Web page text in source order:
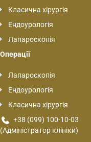
Класична хірургія
Ендоурологія
Лапароскопія
Операції
Лапароскопія
Ендоурологія
Класична хірургія
+38 (099) 100-10-03
(Адміністратор клініки)